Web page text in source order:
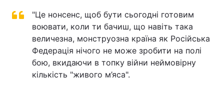
"Це нонсенс, щоб бути сьогодні готовим
воювати, коли ти бачиш, що навіть така
величезна, монструозна країна як Російська
Федерація нічого не може зробити на полі
бою, вкидаючи в топку війни неймовірну
кількість "живого м’яса".